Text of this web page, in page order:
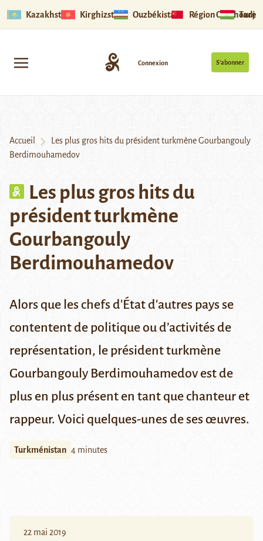
Kazakhstan Kirghizstan Ouzbékistan Région Ouïghoure
S’abonner
Connexion
Accueil
Les plus gros hits du président turkmène Gourbangouly
Berdimouhamedov
Les plus gros hits du
président turkmène
Gourbangouly
Berdimouhamedov
Alors que les chefs d'État d'autres pays se
contentent de politique ou d’activités de
représentation, le président turkmène
Gourbangouly Berdimouhamedov est de
plus en plus présent en tant que chanteur et
rappeur. Voici quelques-unes de ses œuvres.
Turkménistan 4 minutes
22 mai 2019